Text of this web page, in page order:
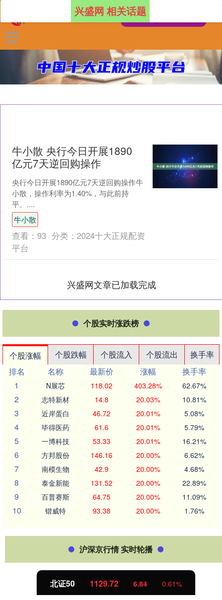
兴盛网 相关话题
牛小散 央行今日开展1890
亿元7天逆回购操作
央行今日开展1890亿元7天逆回购操作牛
小散，操作利率为1.40%，与此前持
平。....
牛小散
查看： 93 分类： 2024十大正规配资
平台
兴盛网文章已加载完成
个股实时涨跌榜
个股涨幅 个股跌幅 个股流入 个股流出
换手率
排名
名称 最新价 涨幅
换手率
1
N展芯 118.02 403.28% 62.67%
2 志特新材 14.8 20.03% 10.81%
3 近岸蛋白 46.72 20.01% 5.08%
4 毕得医药 61.6 20.01% 5.79%
5 一博科技 53.33 20.01% 16.21%
6 方邦股份 146.16 20.00% 6.62%
7 南模生物 42.9 20.00% 4.68%
8 泰金新能 131.52 20.00% 22.89%
9 百普赛斯 64.75 20.00% 11.09%
10 锴威特 93.38 20.00% 1.76%
沪深京行情 实时轮播
北证50 1129.72 6.84 0.61%